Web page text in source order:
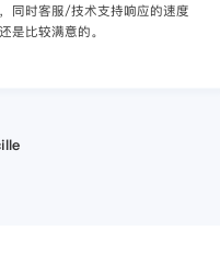
，很快就上手了，使用体验整体
非常推荐身边的同行使用。
学